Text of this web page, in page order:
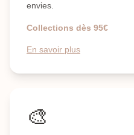
envies.
Collections dès 95€
En savoir plus
🎨